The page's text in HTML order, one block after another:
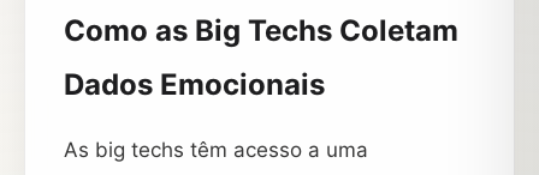
Como as Big Techs Coletam
Dados Emocionais
As big techs têm acesso a uma